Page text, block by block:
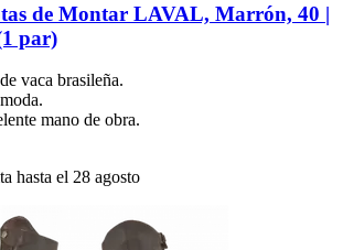
de Montar LAVAL, Marrón, 40 |
par)
vaca brasileña.
mano de obra.
hasta el 28 agosto